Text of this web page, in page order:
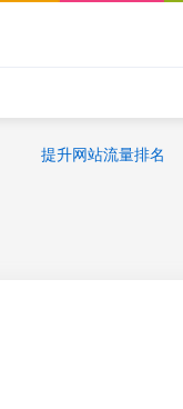
提升网站流量排名